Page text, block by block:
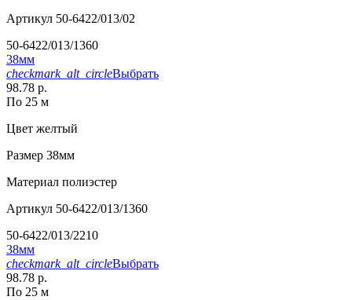
Артикул 50-6422/013/02
50-6422/013/1360
38мм
checkmark_alt_circleВыбрать
98.78 р.
По 25 м
Цвет желтый
Размер 38мм
Материал полиэстер
Артикул 50-6422/013/1360
50-6422/013/2210
38мм
checkmark_alt_circleВыбрать
98.78 р.
По 25 м